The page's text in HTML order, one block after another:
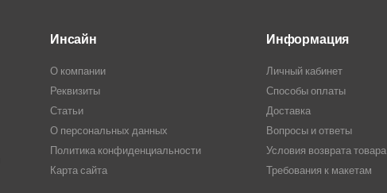
Инсайн
О компании
Реквизиты
Статьи
О персональных данных
Политика конфиденциальности
Карта сайта
Информация
Личный кабинет
Способы оплаты
Доставка
Вопросы и ответы
Условия возврата товара
Требования к макетам